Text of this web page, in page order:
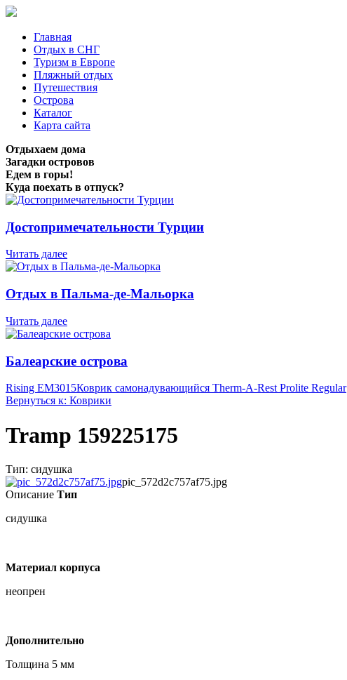
Главная
Отдых в СНГ
Туризм в Европе
Пляжный отдых
Путешествия
Острова
Каталог
Карта сайта
Отдыхаем дома
Загадки островов
Едем в горы!
Куда поехать в отпуск?
Достопримечательности Турции
Читать далее
Отдых в Пальма-де-Мальорка
Читать далее
Балеарские острова
Rising EM3015Коврик самонадувающийся Therm-A-Rest Prolite Regular
Вернуться к: Коврики
Tramp 159225175
Тип: сидушка
pic_572d2c757af75.jpg
Описание Тип
сидушка
Материал корпуса
неопрен
Дополнительно
Толщина 5 мм